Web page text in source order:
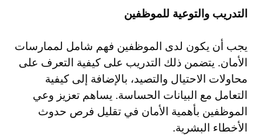
التدريب والتوعية للموظفين
يجب أن يكون لدى الموظفين فهم شامل لممارسات
الأمان. يتضمن ذلك التدريب على كيفية التعرف على
محاولات الاحتيال والتصيد، بالإضافة إلى كيفية
التعامل مع البيانات الحساسة. يساهم تعزيز وعي
الموظفين بأهمية الأمان في تقليل فرص حدوث
الأخطاء البشرية.